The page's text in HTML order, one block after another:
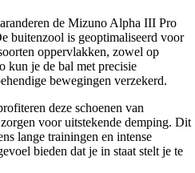
de Mizuno Alpha III Pro
buitenzool is geoptimaliseerd voor
oppervlakken, zowel op
kun je de bal met precisie
bewegingen verzekerd.
deze schoenen van
voor uitstekende demping. Dit
lange trainingen en intense
bieden dat je in staat stelt je te